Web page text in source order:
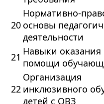
20
Нормативно-
основы
деятельности
21 Навыки оказания
помощи
22
Организация
инклюзивного
детей с ОВЗ